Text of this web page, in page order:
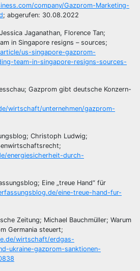
company/Gazprom-Marketing-
; abgerufen: 30.08.2022
Jaganathan, Florence Tan;
in Singapore resigns – sources;
us-singapore-gazprom-
team-in-singapore-resigns-sources-
Gazprom gibt deutsche Konzern-
wirtschaft/unternehmen/gazprom-
Christoph Ludwig;
energiesicherheit-durch-
Eine „treue Hand“ für
eine-treue-hand-fur-
Zeitung; Michael Bauchmüller; Warum
Germania steuert;
wirtschaft/erdgas-
ukraine-gazprom-sanktionen-